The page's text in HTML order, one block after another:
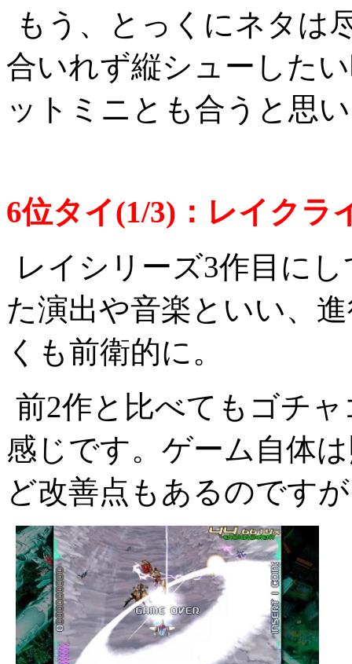
もう、とっくにネタは
合いれず縦シューした
ットミニとも合うと思
6位タイ(1/3)：レイク
レイシリーズ3作目に
た演出や音楽といい、
くも前衛的に。
前2作と比べてもゴチ
感じです。ゲーム自体
ど改善点もあるのです